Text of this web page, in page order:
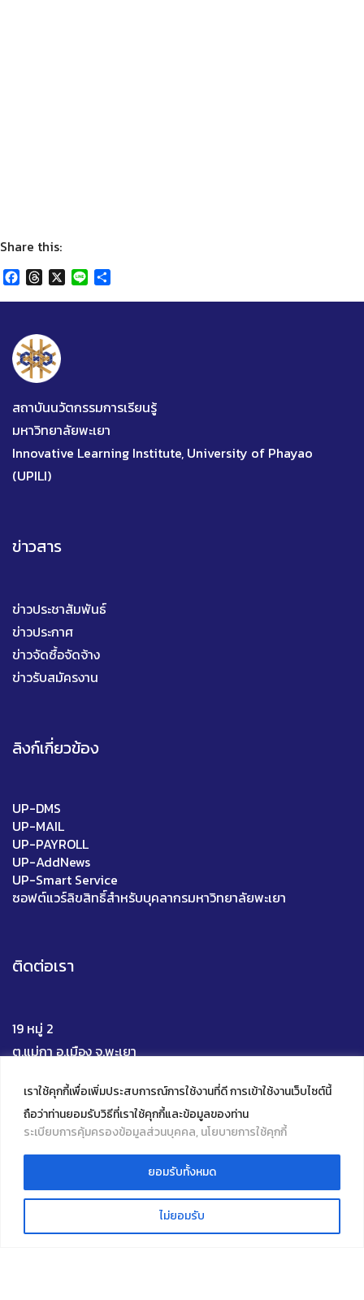
เราใช้คุกกี้เพื่อเพิ่มประสบการณ์การใช้งานที่ดี การเข้าใช้งานเว็บไซต์นี้
ถือว่าท่านยอมรับวิธีที่เราใช้คุกกี้และข้อมูลของท่าน
ระเบียบการคุ้มครองข้อมูลส่วนบุคคล, นโยบายการใช้คุกกี้
ไม่ยอมรับ
ยอมรับทั้งหมด
Share this:
Facebook
Threads
X Line
สถาบันนวัตกรรมการเรียนรู้
มหาวิทยาลัยพะเยา
Innovative Learning Institute, University of Phayao
(UPILI)
ข่าวสาร
ข่าวประชาสัมพันธ์
ข่าวประกาศ
ข่าวจัดซื้อจัดจ้าง
ข่าวรับสมัครงาน
ลิงก์เกี่ยวข้อง
UP-DMS
UP-MAIL
UP-PAYROLL
UP-AddNews
UP-Smart Service
ซอฟต์แวร์ลิขสิทธิ์สำหรับบุคลากรมหาวิทยาลัยพะเยา
ติดต่อเรา
19 หมู่ 2
ต.แม่กา อ.เมือง จ.พะเยา
โทร 0 5446 6705
Mail : upili@up.ac.th
Facebook
YouTube
Instagram
TikTok
© 2022 Innovative Learning Institute, University of
Live Chat